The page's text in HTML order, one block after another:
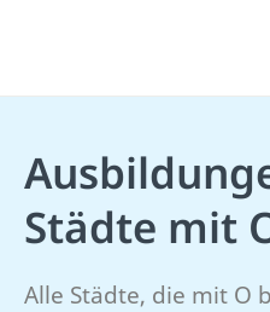
Städte mit
Alle Städte, die mit O